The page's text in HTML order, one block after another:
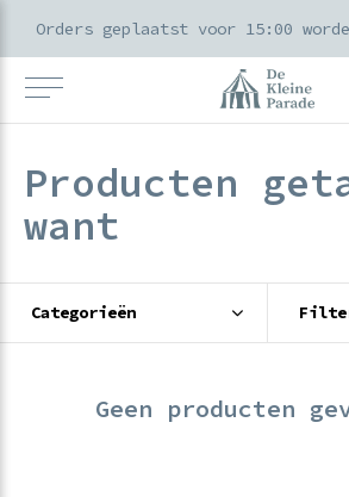
Producten
want
Categorieën
Geen producten